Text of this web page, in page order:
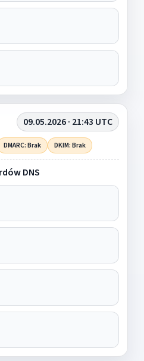
09.05.2026 · 21:43 UTC
DMARC: Brak DKIM: Brak
DNS